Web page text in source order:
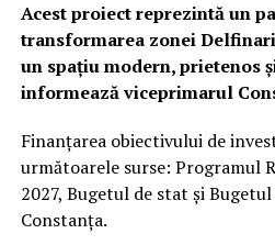
Acest proiect reprezintă un
transformarea zonei
un spațiu modern, prietenos
informează viceprimarul
Finanțarea obiectivului de
următoarele surse: Programul
2027, Bugetul de stat şi
Constanța.